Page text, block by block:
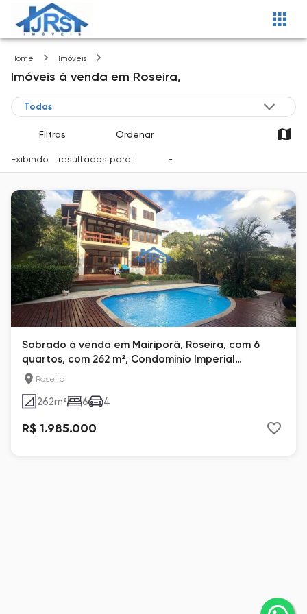
Home Imóveis
Imóveis à venda em Roseira,
Filtros Ordenar
Exibindo resultados para: -
Sobrado à venda em Mairiporã, Roseira, com 6
quartos, com 262 m², Condominio Imperial
Cantareia
Roseira
262m² 6 4
R$ 1.985.000